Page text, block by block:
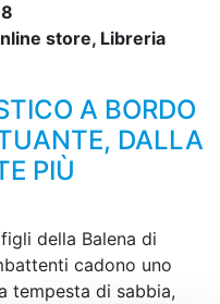
store, Libreria
A BORDO
DALLA
PIÙ
della Balena di
cadono uno
tempesta di sabbia,